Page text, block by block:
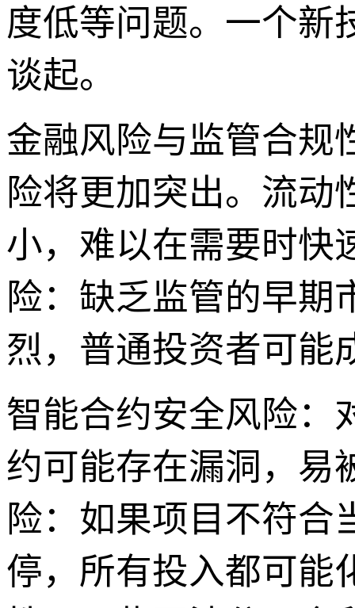
度低等问题。一个新
谈起。
金融风险与监管合规
险将更加突出。流动
小，难以在需要时快
险：缺乏监管的早期
烈，普通投资者可能
智能合约安全风险：
约可能存在漏洞，易
险：如果项目不符合
停，所有投入都可能